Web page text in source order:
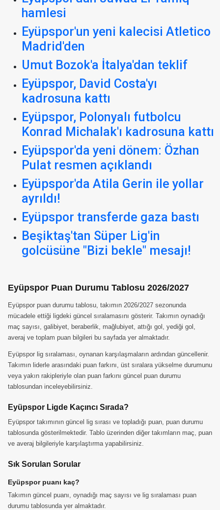
hamlesi
Eyüpspor'un yeni kalecisi Atletico
Madrid'den
Umut Bozok'a İtalya'dan teklif
Eyüpspor, David Costa'yı
kadrosuna kattı
Eyüpspor, Polonyalı futbolcu
Konrad Michalak'ı kadrosuna kattı
Eyüpspor'da yeni dönem: Özhan
Pulat resmen açıklandı
Eyüpspor'da Atila Gerin ile yollar
ayrıldı!
Eyüpspor transferde gaza bastı
Beşiktaş'tan Süper Lig'in
golcüsüne "Bizi bekle" mesajı!
Eyüpspor Puan Durumu Tablosu 2026/2027
Eyüpspor puan durumu tablosu, takımın 2026/2027 sezonunda
mücadele ettiği ligdeki güncel sıralamasını gösterir. Takımın oynadığı
maç sayısı, galibiyet, beraberlik, mağlubiyet, attığı gol, yediği gol,
averaj ve toplam puan bilgileri bu sayfada yer almaktadır.
Eyüpspor lig sıralaması, oynanan karşılaşmaların ardından güncellenir.
Takımın liderle arasındaki puan farkını, üst sıralara yükselme durumunu
veya yakın rakipleriyle olan puan farkını güncel puan durumu
tablosundan inceleyebilirsiniz.
Eyüpspor Ligde Kaçıncı Sırada?
Eyüpspor takımının güncel lig sırası ve topladığı puan, puan durumu
tablosunda gösterilmektedir. Tablo üzerinden diğer takımların maç, puan
ve averaj bilgileriyle karşılaştırma yapabilirsiniz.
Sık Sorulan Sorular
Eyüpspor puanı kaç?
Takımın güncel puanı, oynadığı maç sayısı ve lig sıralaması puan
durumu tablosunda yer almaktadır.